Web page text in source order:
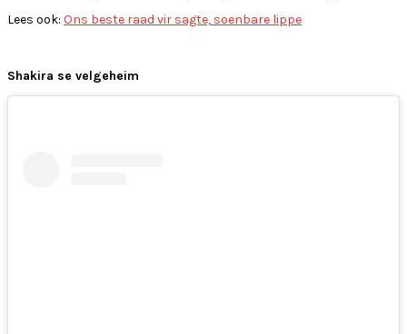
Lees ook: Ons beste raad vir sagte, soenbare lippe
Shakira se velgeheim